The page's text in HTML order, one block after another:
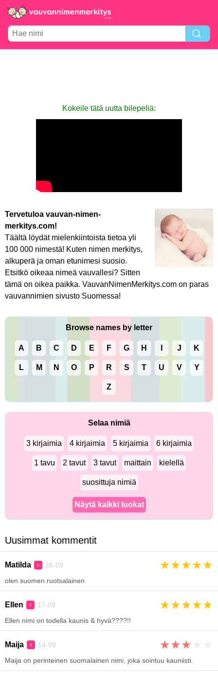
Kokeile tätä uutta bilepeliä:
Tervetuloa vauvan-nimen-
merkitys.com!
Täältä löydät mielenkiintoista tietoa yli
100 000 nimestä! Kuten nimen merkitys,
alkuperä ja oman etunimesi suosio.
Etsitkö oikeaa nimeä vauvallesi? Sitten
tämä on oikea paikka. VauvanNimenMerkitys.com on paras
vauvannimien sivusto Suomessa!
Browse names by letter
A B C D E F G H J K
L M N O P R S T U V Y
Z
Selaa nimiä
3 kirjaimia 4 kirjaimia 5 kirjaimia 6 kirjaimia
1 tavu 2 tavut 3 tavut maittain kielellä
suosittuja nimiä
Näytä kaikki luokat
Uusimmat kommentit
Matilda ♀ 26-09 ★★★★★
olen suomen ruotsalainen
Ellen ♀ 17-09 ★★★★★
Ellen nimi on todella kaunis & hyvä????!!
Maija ♀ 14-09 ★★★
Maija on perinteinen suomalainen nimi, joka sointuu kauniisti.